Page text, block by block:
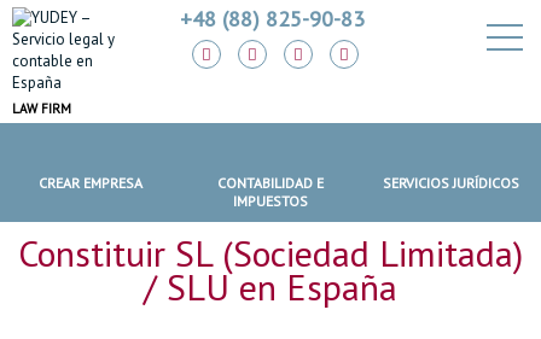
LAW FIRM
+48 (88) 825-90-83
CREAR EMPRESA
CONTABILIDAD E
IMPUESTOS
SERVICIOS JURÍDICOS
Constituir SL (Sociedad Limitada)
/ SLU en España